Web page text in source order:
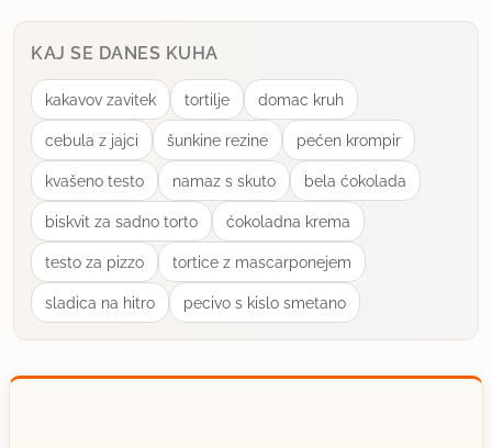
KAJ SE DANES KUHA
kakavov zavitek tortilje domac kruh
cebula z jajci šunkine rezine pećen krompir
kvašeno testo namaz s skuto bela ćokolada
biskvit za sadno torto ćokoladna krema
testo za pizzo tortice z mascarponejem
sladica na hitro pecivo s kislo smetano